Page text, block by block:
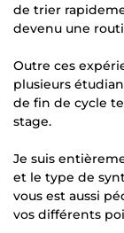
de trier
devenu une
Outre ces
plusieurs
de fin de cycle
stage.
Je suis
et le type de
vous est aussi
vos différents